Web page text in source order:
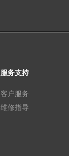
服务支持
客户服务
维修指导